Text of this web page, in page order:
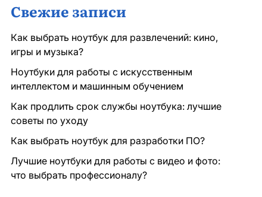
Свежие записи
Как выбрать ноутбук для развлечений: кино,
игры и музыка?
Ноутбуки для работы с искусственным
интеллектом и машинным обучением
Как продлить срок службы ноутбука: лучшие
советы по уходу
Как выбрать ноутбук для разработки ПО?
Лучшие ноутбуки для работы с видео и фото:
что выбрать профессионалу?